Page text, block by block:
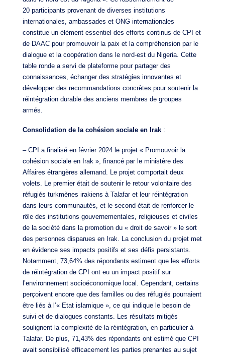
20 participants provenant de diverses institutions
internationales, ambassades et ONG internationales
constitue un élément essentiel des efforts continus de CPI et
de DAAC pour promouvoir la paix et la compréhension par le
dialogue et la coopération dans le nord-est du Nigeria. Cette
table ronde a servi de plateforme pour partager des
connaissances, échanger des stratégies innovantes et
développer des recommandations concrètes pour soutenir la
réintégration durable des anciens membres de groupes
armés.
Consolidation de la cohésion sociale en Irak :
– CPI a finalisé en février 2024 le projet « Promouvoir la
cohésion sociale en Irak », financé par le ministère des
Affaires étrangères allemand. Le projet comportait deux
volets. Le premier était de soutenir le retour volontaire des
réfugiés turkmènes irakiens à Talafar et leur réintégration
dans leurs communautés, et le second était de renforcer le
rôle des institutions gouvernementales, religieuses et civiles
de la société dans la promotion du « droit de savoir » le sort
des personnes disparues en Irak. La conclusion du projet met
en évidence ses impacts positifs et ses défis persistants.
Notamment, 73,64% des répondants estiment que les efforts
de réintégration de CPI ont eu un impact positif sur
l’environnement socioéconomique local. Cependant, certains
perçoivent encore que des familles ou des réfugiés pourraient
être liés à l’« Etat islamique », ce qui indique le besoin de
suivi et de dialogues constants. Les résultats mitigés
soulignent la complexité de la réintégration, en particulier à
Talafar. De plus, 71,43% des répondants ont estimé que CPI
avait sensibilisé efficacement les parties prenantes au sujet